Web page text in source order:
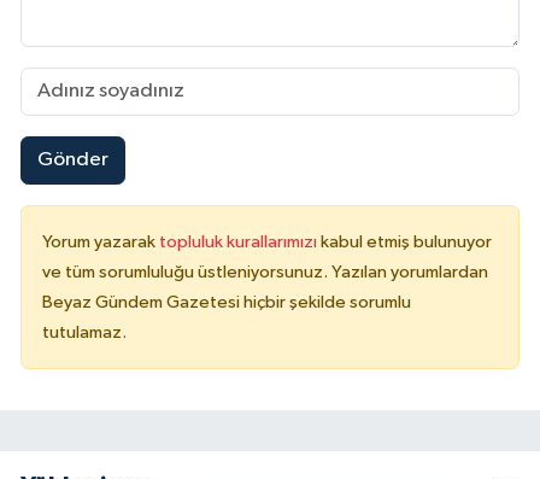
Gönder
Yorum yazarak topluluk kurallarımızı kabul etmiş bulunuyor
ve tüm sorumluluğu üstleniyorsunuz. Yazılan yorumlardan
Beyaz Gündem Gazetesi hiçbir şekilde sorumlu
tutulamaz.